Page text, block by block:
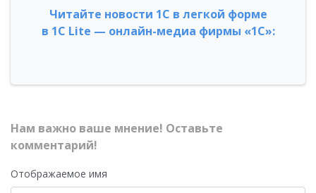
Читайте новости 1С в легкой форме
в 1С Lite — онлайн-медиа фирмы «1С»:
Нам важно ваше мнение! Оставьте
комментарий!
Отображаемое имя